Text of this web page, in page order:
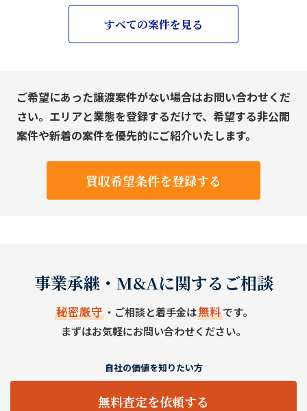
すべての案件を見る
ご希望にあった譲渡案件がない場合はお問い合わせくだ
さい。エリアと業態を登録するだけで、希望する非公開
案件や新着の案件を優先的にご紹介いたします。
買収希望条件を登録する
事業承継・M&Aに関するご相談
秘密厳守・ご相談と着手金は無料です。
まずはお気軽にお問い合わせください。
自社の価値を知りたい方
無料査定を依頼する